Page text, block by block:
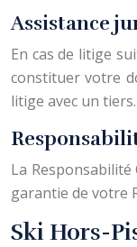
Assistance
En cas de litige
constituer votre
litige avec un tiers.
La
garantie de votre
Ski Hors-